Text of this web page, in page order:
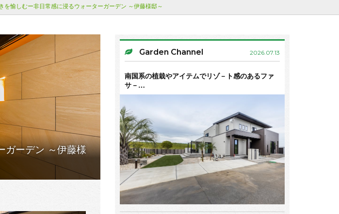
を愉しむー非日常感に浸るウォーターガーデン ～伊藤様邸～
ガーデン ～伊藤様
Garden Channel 2026.07.13
南国系の植栽やアイテムでリゾ－ト感のあるファ
サ－…